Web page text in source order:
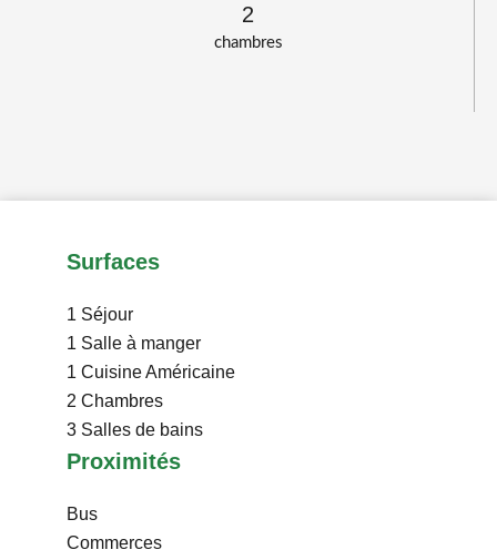
chambres
2
Surfaces
1 Séjour
1 Salle à manger
1 CuisineAméricaine
2 Chambres
3 Salles de bains
Proximités
Bus
Commerces